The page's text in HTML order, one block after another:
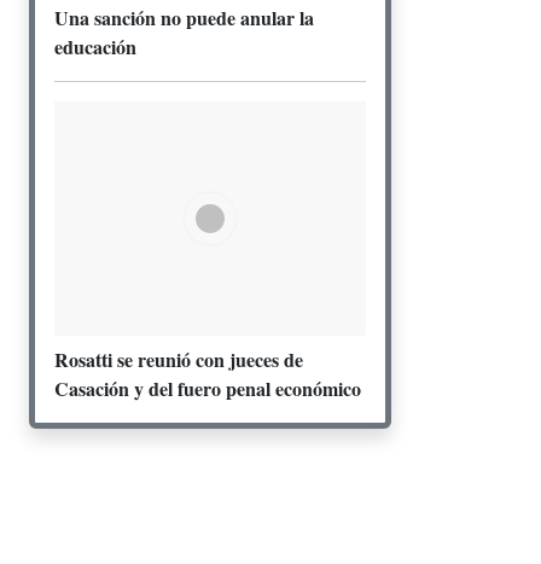
Una sanción no puede anular la
educación
Rosatti se reunió con jueces de
Casación y del fuero penal económico